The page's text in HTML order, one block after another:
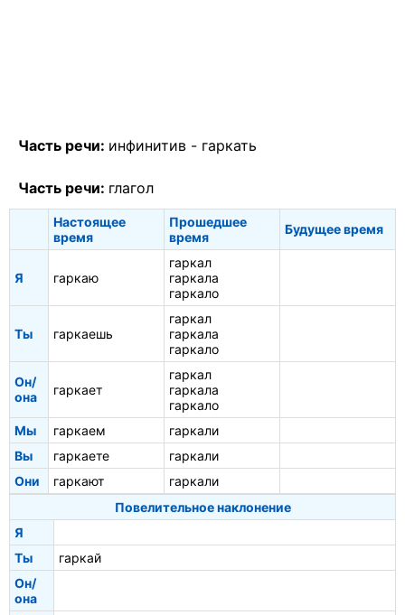
Часть речи: инфинитив - гаркать
Часть речи: глагол
Настоящее
время
Прошедшее
время
Будущее время
Я гаркаю
гаркал
гаркала
гаркало
Ты гаркаешь
гаркал
гаркала
гаркало
Он/
она
гаркает
гаркал
гаркала
гаркало
Мы
гаркаем
гаркали
Вы
гаркаете
гаркали
Они
гаркают
гаркали
Повелительное наклонение
Я
Ты
гаркай
Он/
она